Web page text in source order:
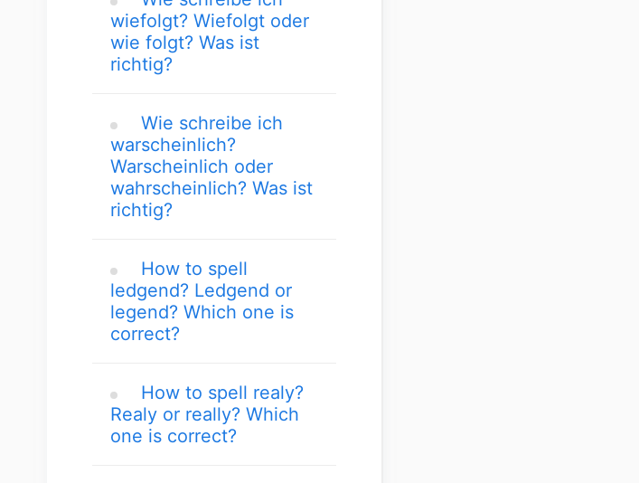
wiefolgt? Wiefolgt oder
wie folgt? Was ist
richtig?
Wie schreibe ich
warscheinlich?
Warscheinlich oder
wahrscheinlich? Was ist
richtig?
How to spell
ledgend? Ledgend or
legend? Which one is
correct?
How to spell realy?
Realy or really? Which
one is correct?